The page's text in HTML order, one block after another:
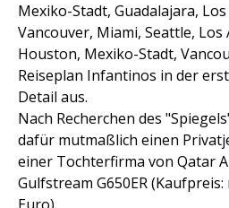
Mexiko-Stadt, Guadalajara, Los
Vancouver, Miami, Seattle, Los
Houston, Mexiko-Stadt,
Reiseplan Infantinos in der
Detail aus.
Nach Recherchen des
dafür mutmaßlich einen
einer Tochterfirma von Qatar
Gulfstream G650ER